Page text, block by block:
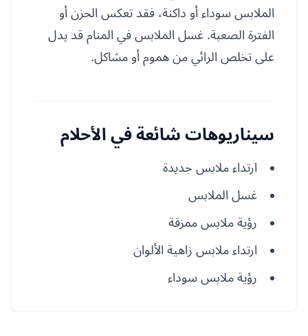
الملابس سوداء أو داكنة، فقد تعكس الحزن أو
الفترة الصعبة. غسل الملابس في المنام قد يدل
على تخلص الرائي من هموم أو مشاكل.
سيناريوهات شائعة في الأحلام
ارتداء ملابس جديدة
غسل الملابس
رؤية ملابس ممزقة
ارتداء ملابس زاهية الألوان
رؤية ملابس سوداء